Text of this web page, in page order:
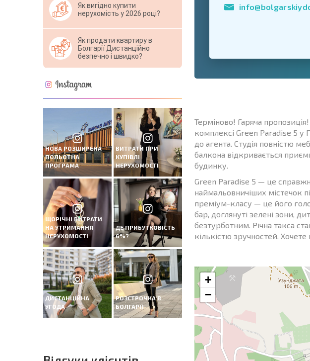
Як вигідно купити
нерухомість у 2026 році?
Як продати квартиру в
Болгарії Дистанційно
безпечно і швидко?
НОВА РОЗШИРЕНА
ПОЛЬОТНА
ПРОГРАМА
ВИТРАТИ ПРИ
КУПІВЛІ
НЕРУХОМОСТІ
ЩОРІЧНІ ВИТРАТИ
НА УТРИМАННЯ
НЕРУХОМОСТІ
ДЕ ПРИБУТКОВІСТЬ
6%?
ДИСТАНЦІЙНА
УГОДА
РОЗСТРОЧКА В
БОЛГАРІЇ
Терміново! Гаряча
комплексі Green Paradise 5
до агента. Студія повністю
балкона відкривається
будинку.
Green Paradise 5 — це
наймальовничіших містечок
преміум-класу — це його
бар, доглянуті зелені зони,
безтурботним. Річна такса
кількістю зручностей.
+
−